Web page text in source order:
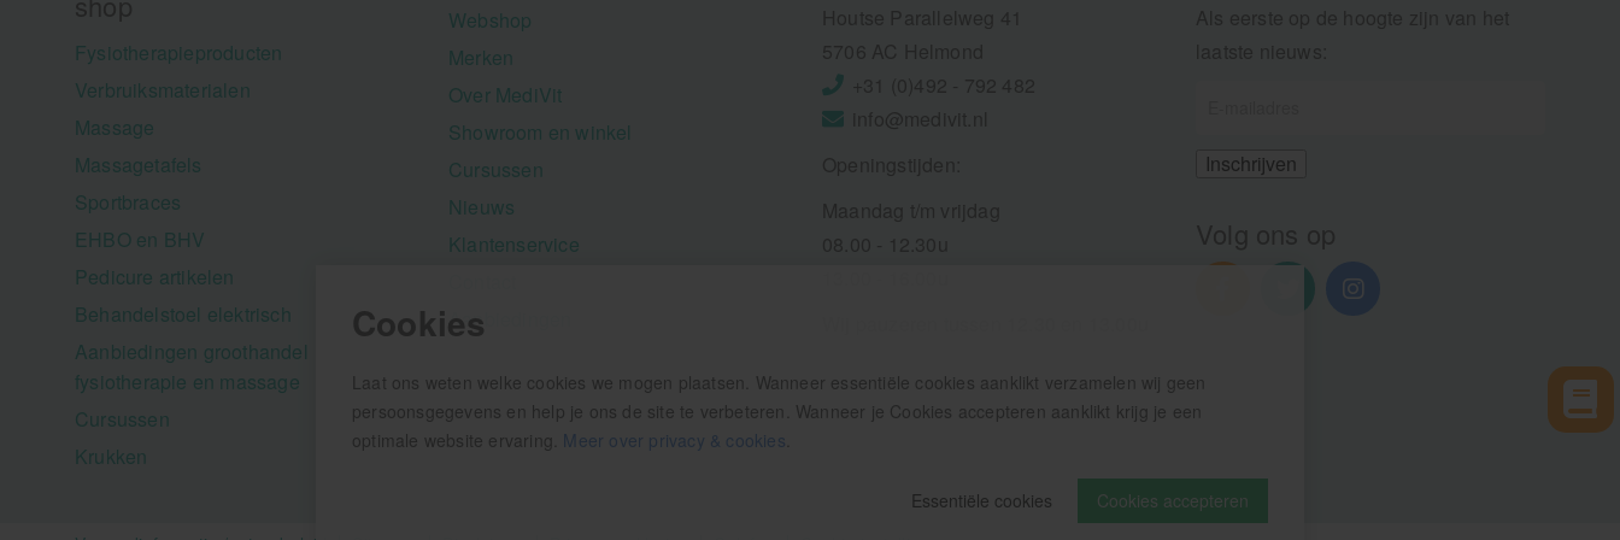
Cookies
Laat ons weten welke cookies we mogen plaatsen. Wanneer essentiële cookies aanklikt verzamelen wij geen
persoonsgegevens en help je ons de site te verbeteren. Wanneer je Cookies accepteren aanklikt krijg je een
optimale website ervaring. Meer over privacy & cookies
Cookies accepteren
Essentiële cookies
Fysiotherapieproducten
Verbruiksmaterialen
Massage
Massagetafels
Sportbraces
EHBO en BHV
Pedicure artikelen
Behandelstoel elektrisch
Aanbiedingen groothandel
fysiotherapie en massage
Cursussen
Krukken
Webshop
Merken
Over MediVit
Showroom en winkel
Cursussen
Nieuws
Klantenservice
Aanbiedingen